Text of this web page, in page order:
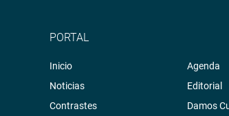
PORTAL
Inicio
Noticias
Contrastes
Agenda
Editorial
Damos